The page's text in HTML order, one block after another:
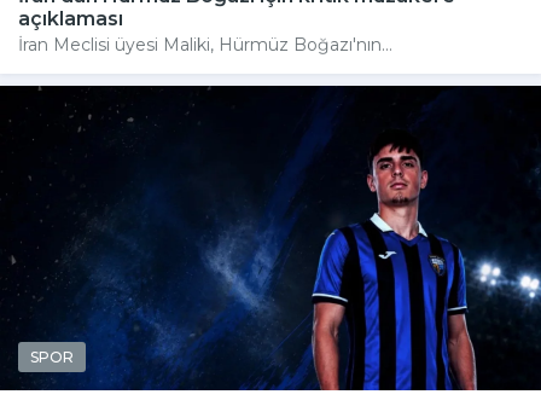
açıklaması
İran Meclisi üyesi Maliki, Hürmüz Boğazı'nın...
SPOR